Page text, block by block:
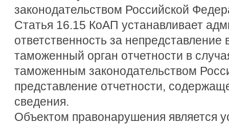
законодательством Российской
Статья 16.15 КоАП устанавливает
ответственность за непредставление
таможенный орган отчетности в
таможенным законодательством
представление отчетности,
сведения.
Объектом правонарушения является